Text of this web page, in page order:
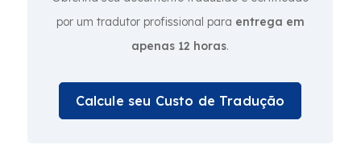
por um tradutor profissional para entrega em
apenas 12 horas.
Calcule seu Custo de Tradução